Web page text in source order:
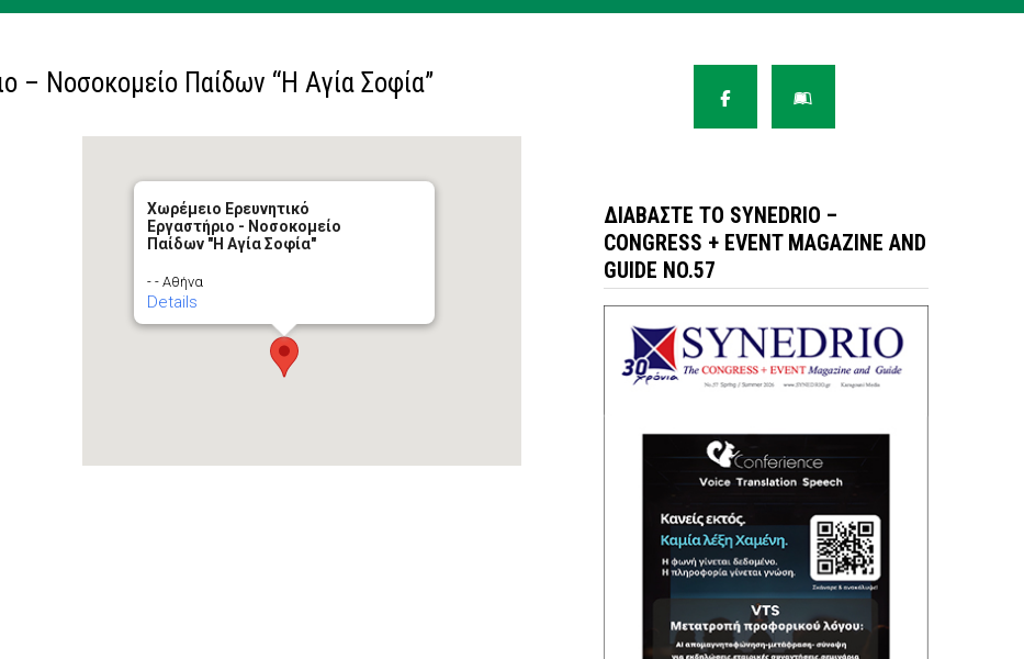
– Νοσοκομείο Παίδων “Η Αγία Σοφία”
Χωρέμειο Ερευνητικό
Εργαστήριο - Νοσοκομείο
Παίδων "Η Αγία Σοφία"
- - Αθήνα
Details
ΔΙΑΒΆΣΤΕ ΤΟ SYNEDRIO –
CONGRESS + EVENT MAGAZINE AND
GUIDE NO.57